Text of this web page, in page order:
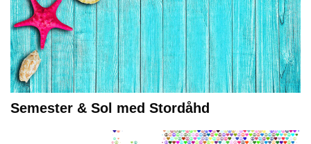
Semester & Sol med Stordåhd